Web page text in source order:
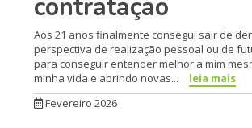
contratação
Aos 21 anos finalmente consegui sair de
perspectiva de realização pessoal ou de
para conseguir entender melhor a mim
minha vida e abrindo novas...
leia mais
Fevereiro 2026